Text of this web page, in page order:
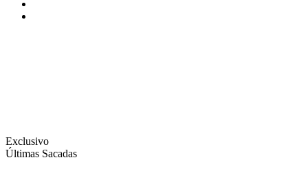
Exclusivo
Últimas Sacadas